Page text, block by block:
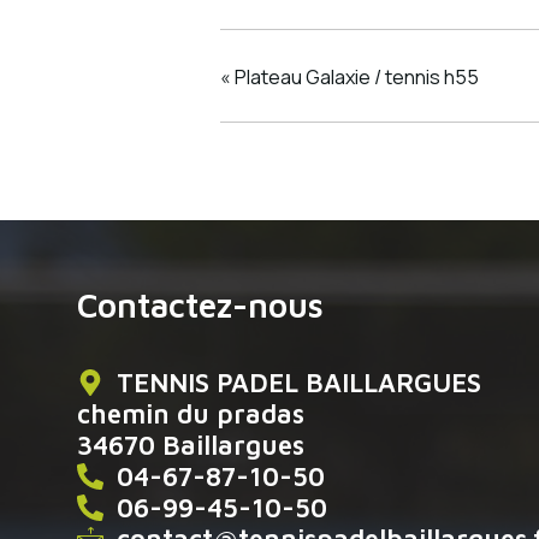
«Plateau Galaxie / tennis h55
Contactez-nous
TENNIS PADEL BAILLARGUES
chemin du pradas
34670 Baillargues
04-67-87-10-50
06-99-45-10-50